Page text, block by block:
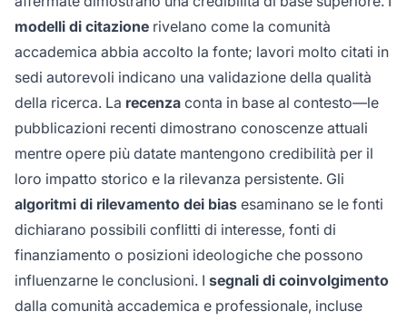
modelli di citazione rivelano come la comunità
accademica abbia accolto la fonte; lavori molto citati in
sedi autorevoli indicano una validazione della qualità
della ricerca. La recenza conta in base al contesto—le
pubblicazioni recenti dimostrano conoscenze attuali
mentre opere più datate mantengono credibilità per il
loro impatto storico e la rilevanza persistente. Gli
algoritmi di rilevamento dei bias esaminano se le fonti
dichiarano possibili conflitti di interesse, fonti di
finanziamento o posizioni ideologiche che possono
influenzarne le conclusioni. I segnali di coinvolgimento
dalla comunità accademica e professionale, incluse